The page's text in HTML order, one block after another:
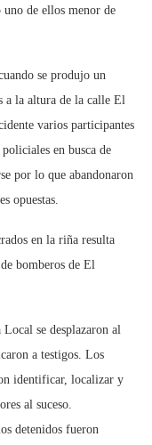
de ellos menor de
se produjo un
a la altura de la calle El
varios participantes
en busca de
por lo que abandonaron
opuestas.
en la riña resulta
bomberos de El
se desplazaron al
a testigos. Los
identificar, localizar y
al suceso.
detenidos fueron